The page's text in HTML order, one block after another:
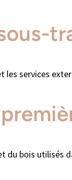
les services
du bois utilisés